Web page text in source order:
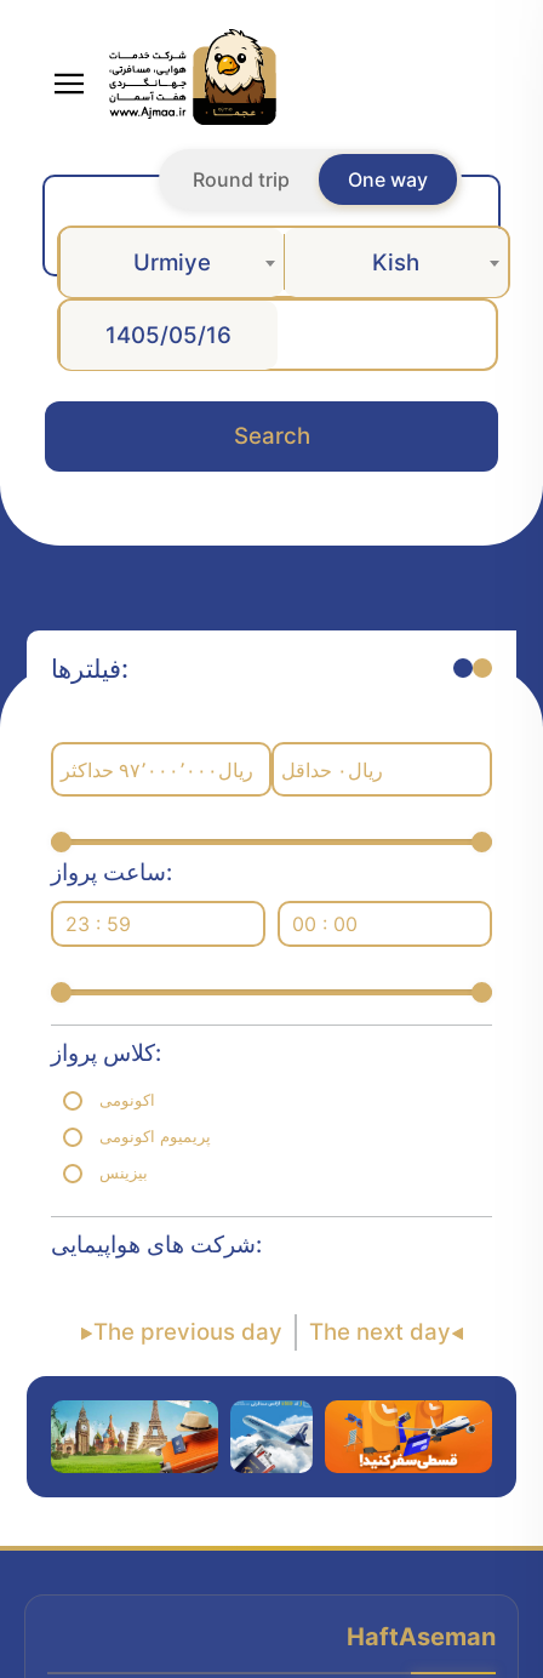
One way
Round trip
Urmiye Kish
Search
فیلترها:
حداکثر ۹۷٬۰۰۰٬۰۰۰ ریال حداقل ۰ ریال
ساعت پرواز:
23 : 59 00 : 00
کلاس پرواز:
اکونومی
پریمیوم اکونومی
بیزینس
شرکت های هواپیمایی:
The previous day The next day
HaftAseman